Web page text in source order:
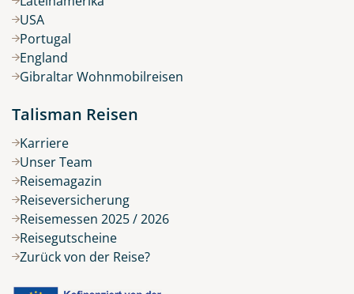
USA
Portugal
England
Gibraltar Wohnmobilreisen
Talisman Reisen
Karriere
Unser Team
Reisemagazin
Reiseversicherung
Reisemessen 2025 / 2026
Reisegutscheine
Zurück von der Reise?